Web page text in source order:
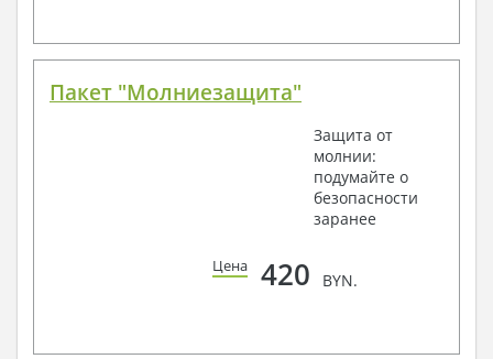
Пакет "Молниезащита"
Защита от
молнии:
подумайте о
безопасности
заранее
Цена 420 BYN.